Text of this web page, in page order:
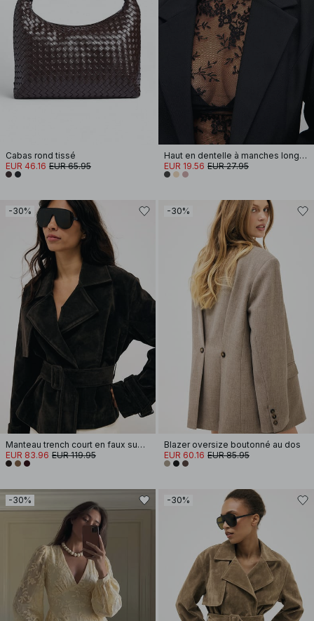
Cabas rond tissé
EUR 46.16 EUR 65.95
Haut en dentelle à manches longues
EUR 19.56 EUR 27.95
-30%
Manteau trench court en faux suède
EUR 83.96 EUR 119.95
-30%
Blazer oversize boutonné au dos
EUR 60.16 EUR 85.95
-30% -30%